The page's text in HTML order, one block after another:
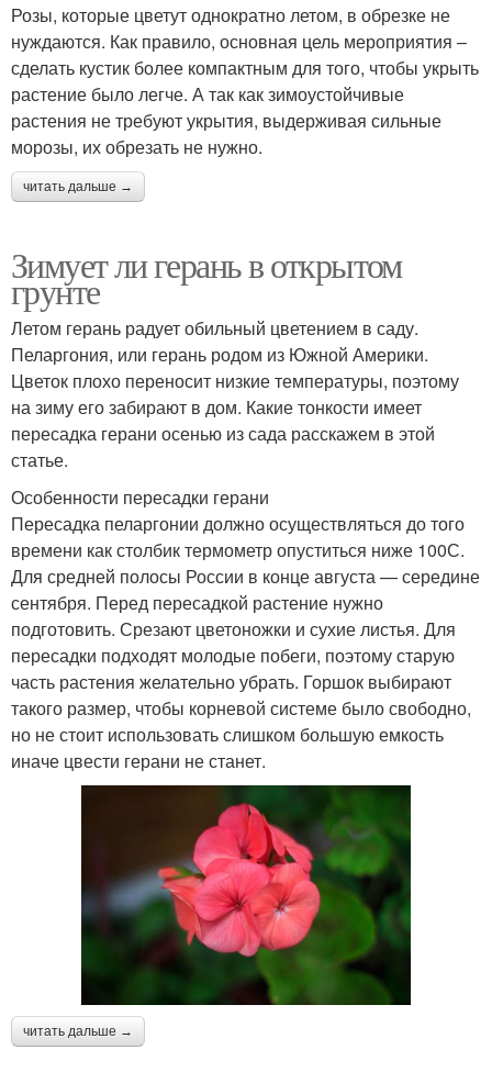
Розы, которые цветут однократно летом, в обрезке не
нуждаются. Как правило, основная цель мероприятия –
сделать кустик более компактным для того, чтобы укрыть
растение было легче. А так как зимоустойчивые
растения не требуют укрытия, выдерживая сильные
морозы, их обрезать не нужно.
читать дальше →
Зимует ли герань в открытом
грунте
Летом герань радует обильный цветением в саду.
Пеларгония, или герань родом из Южной Америки.
Цветок плохо переносит низкие температуры, поэтому
на зиму его забирают в дом. Какие тонкости имеет
пересадка герани осенью из сада расскажем в этой
статье.
Особенности пересадки герани
Пересадка пеларгонии должно осуществляться до того
времени как столбик термометр опуститься ниже 100С.
Для средней полосы России в конце августа — середине
сентября. Перед пересадкой растение нужно
подготовить. Срезают цветоножки и сухие листья. Для
пересадки подходят молодые побеги, поэтому старую
часть растения желательно убрать. Горшок выбирают
такого размер, чтобы корневой системе было свободно,
но не стоит использовать слишком большую емкость
иначе цвести герани не станет.
читать дальше →